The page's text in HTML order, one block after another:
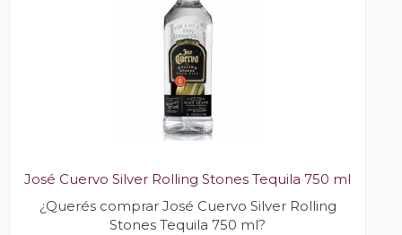
José Cuervo Silver Rolling Stones Tequila 750 ml
¿Querés comprar José Cuervo Silver Rolling
Stones Tequila 750 ml?